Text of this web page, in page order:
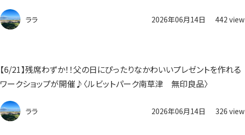
ララ 2026年06月14日 442 view
【6/21】残席わずか！！父の日にぴったりなかわいいプレゼントを作れる
ワークショップが開催♪〈ルビットパーク南草津 無印良品〉
ララ 2026年06月14日 326 view